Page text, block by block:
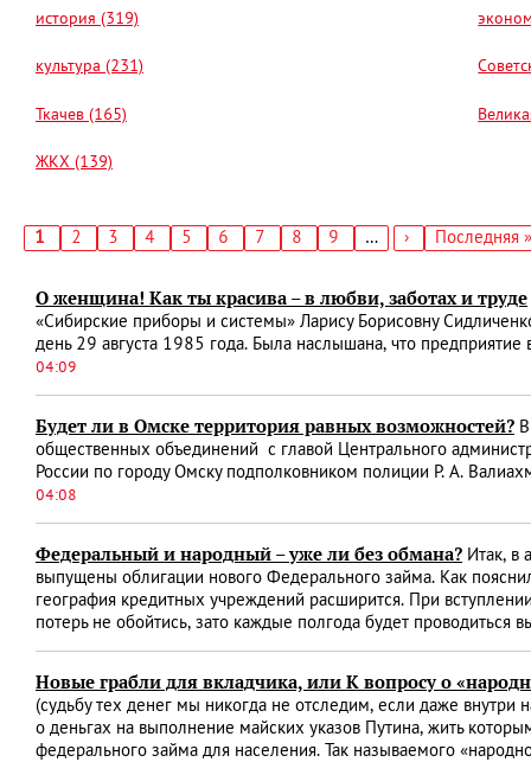
история (319)
культура (231)
Ткачев (165)
ЖКХ (139)
Текущая
1 Страница
2 Страница
3 Страница
4 Страница
5 Страница
6 Страница
7 Страница
8 Страница
9 …
Следующая
›
Последняя
Последняя »
О женщина! Как ты красива – в любви, заботах и труде
«Сибирские приборы и системы» Ларису Борисовну
день 29 августа 1985 года. Была наслышана, что
04:09
Будет ли в Омске территория равных возможностей?
общественных объединений с главой Центрального
России по городу Омску подполковником полиции Р. А.
04:08
Федеральный и народный – уже ли без обмана? Итак, в
выпущены облигации нового Федерального займа. Как
география кредитных учреждений расширится. При
потерь не обойтись, зато каждые полгода будет
Новые грабли для вкладчика, или К вопросу о
(судьбу тех денег мы никогда не отследим, если даже внутри
о деньгах на выполнение майских указов Путина, жить
федерального займа для населения. Так называемого